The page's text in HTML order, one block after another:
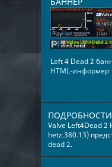
Left 4 Dead 2
HTML-информер
ПОДРОБНОСТИ
Valve Left4Dead 2
hetz.380.13)
dead 2.